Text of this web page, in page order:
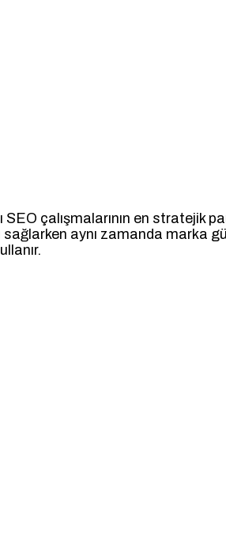
çalışmalarının en stratejik
aynı zamanda marka